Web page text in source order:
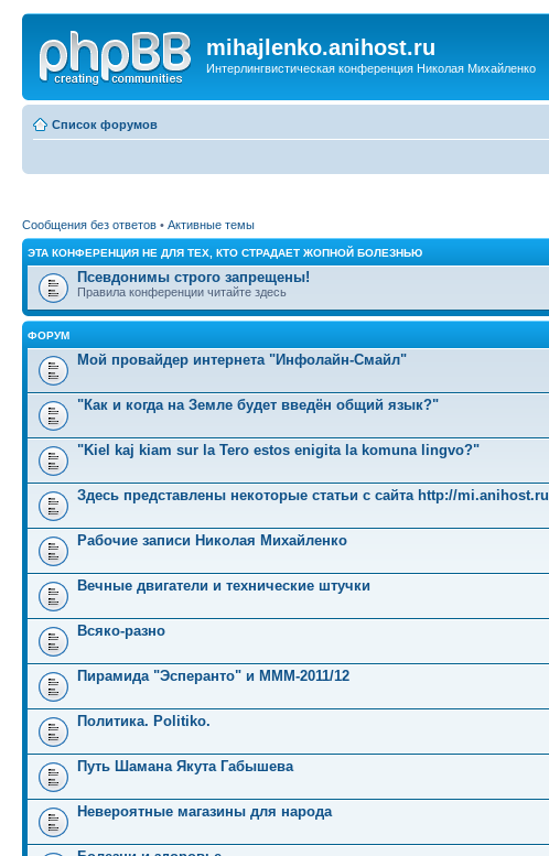
mihajlenko.anihost.ru
Интерлингвистическая конференция Николая Михайленко
Список форумов
Сообщения без ответов • Активные темы
ЭТА КОНФЕРЕНЦИЯ НЕ ДЛЯ ТЕХ, КТО СТРАДАЕТ ЖОПНОЙ БОЛЕЗНЬЮ
Псевдонимы строго запрещены!
Правила конференции читайте здесь
ФОРУМ
Мой провайдер интернета "Инфолайн-Смайл"
"Как и когда на Земле будет введён общий язык?"
"Kiel kaj kiam sur la Tero estos enigita la komuna lingvo?"
Здесь представлены некоторые статьи с сайта http://mi.anihost.ru
Рабочие записи Николая Михайленко
Вечные двигатели и технические штучки
Всяко-разно
Пирамида "Эсперанто" и MMM-2011/12
Политика. Politiko.
Путь Шамана Якута Габышева
Невероятные магазины для народа